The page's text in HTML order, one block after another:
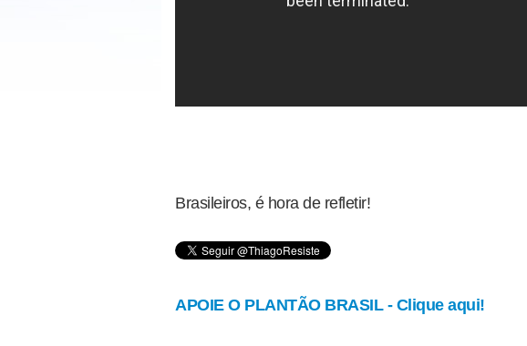
Brasileiros, é hora de refletir!
APOIE O PLANTÃO BRASIL - Clique aqui!